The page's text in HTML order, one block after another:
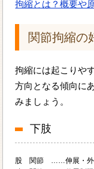
拘縮とは？概要や
関節拘縮の
拘縮には起こりや
方向となる傾向に
みましょう。
下肢
股 関節 ……伸展・外